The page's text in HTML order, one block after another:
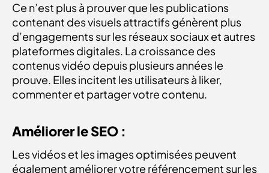
Ce n’est plus à prouver que les publications
contenant des visuels attractifs génèrent plus
d’engagements sur les réseaux sociaux et autres
plateformes digitales. La croissance des
contenus vidéo depuis plusieurs années le
prouve. Elles incitent les utilisateurs à liker,
commenter et partager votre contenu.
Améliorer le SEO :
Les vidéos et les images optimisées peuvent
également améliorer votre référencement sur les